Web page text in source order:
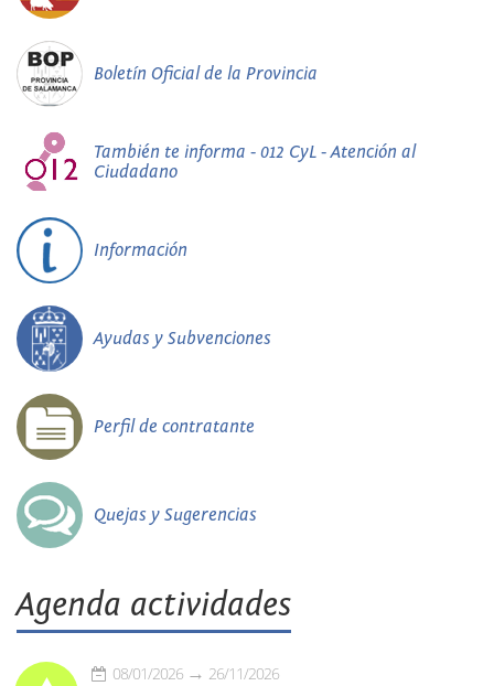
Boletín Oficial de la Provincia
También te informa - 012 CyL - Atención al
Ciudadano
Información
Ayudas y Subvenciones
Perfil de contratante
Quejas y Sugerencias
Agenda actividades
08/01/2026 26/11/2026